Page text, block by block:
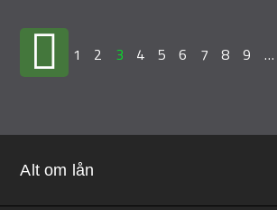
1 2 3 4 5 6 7 8 9 …
Alt om lån